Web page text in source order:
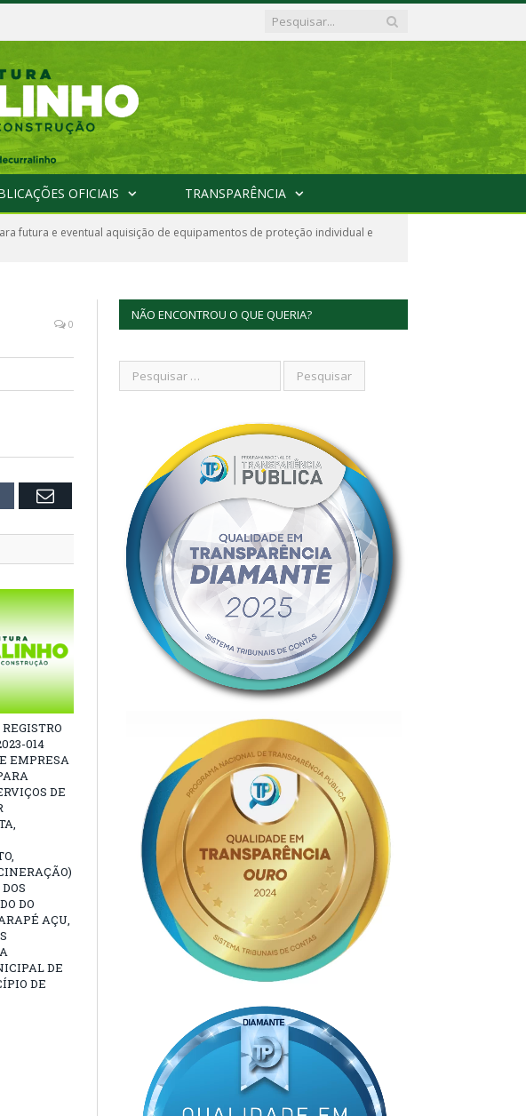
OFICIAIS TRANSPARÊNCIA
futura e eventual aquisição de equipamentos de proteção individual e
0
Email
014
EMPRESA
DE
DO
AÇU,
DE
DE
NÃO ENCONTROU O QUE QUERIA?